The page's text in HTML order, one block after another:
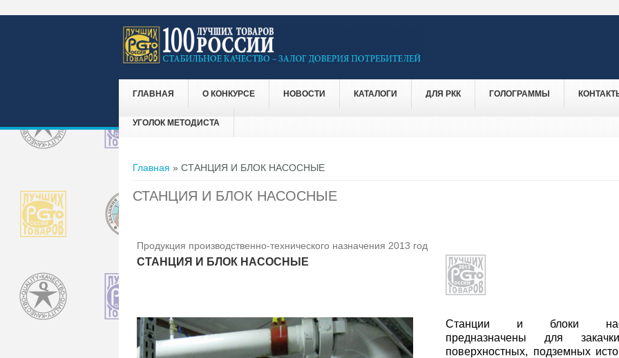
ГЛАВНАЯ О КОНКУРСЕ НОВОСТИ КАТАЛОГИ ДЛЯ РКК ГОЛОГРАММЫ
УГОЛОК МЕТОДИСТА
Вы здесь
Главная » СТАНЦИЯ И БЛОК НАСОСНЫЕ
СТАНЦИЯ И БЛОК НАСОСНЫЕ
Продукция производственно-технического назначения 2013 год
СТАНЦИЯ И БЛОК НАСОСНЫЕ
Станции и блоки
предназначены для
поверхностных, подземных